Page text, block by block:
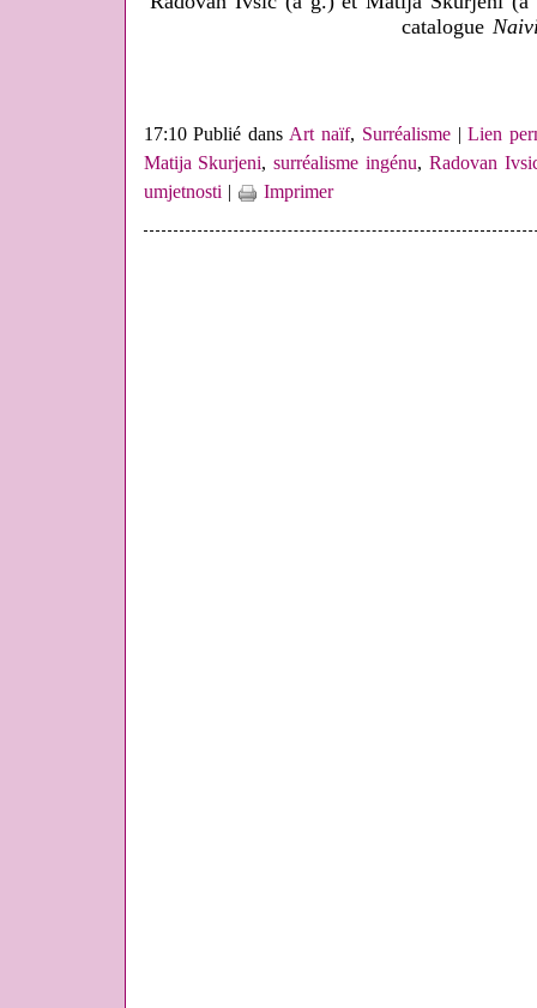
catalogue
17:10 Publié dansArt naïf, Surréalisme|Lien
Matija Skurjeni,surréalisme ingénu, Radovan
umjetnosti| Imprimer